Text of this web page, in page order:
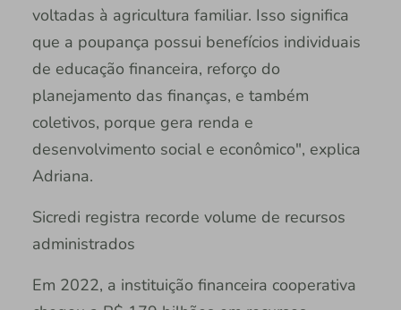
voltadas à agricultura familiar. Isso significa
que a poupança possui benefícios individuais
de educação financeira, reforço do
planejamento das finanças, e também
coletivos, porque gera renda e
desenvolvimento social e econômico", explica
Adriana.
Sicredi registra recorde volume de recursos
administrados
Em 2022, a instituição financeira cooperativa